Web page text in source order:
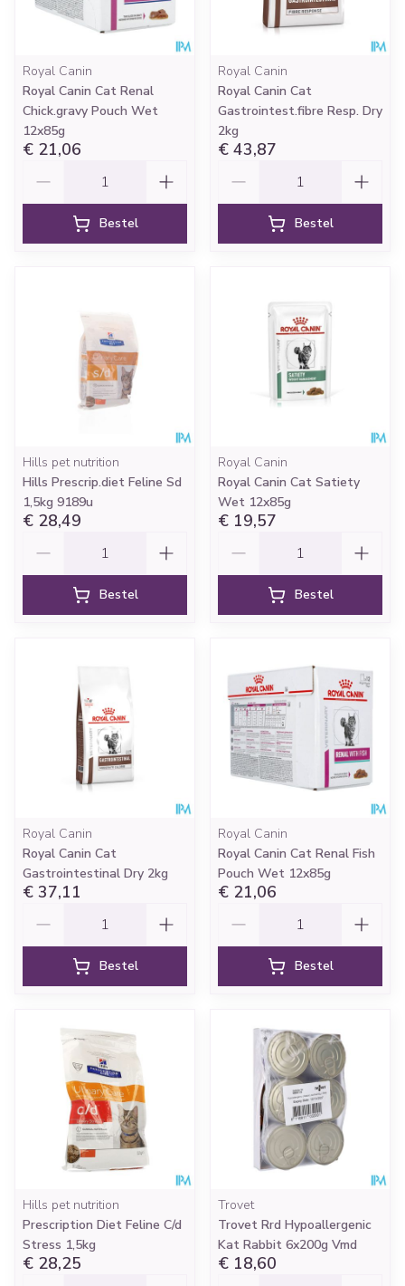
Royal Canin
Royal Canin Cat Renal
Chick.gravy Pouch Wet
12x85g
€ 21,06
Bestel
Royal Canin
Royal Canin Cat
Gastrointest.fibre Resp. Dry
2kg
€ 43,87
Bestel
Hills pet nutrition
Hills Prescrip.diet Feline Sd
1,5kg 9189u
€ 28,49
Bestel
Royal Canin
Royal Canin Cat Satiety
Wet 12x85g
€ 19,57
Bestel
Royal Canin
Royal Canin Cat
Gastrointestinal Dry 2kg
€ 37,11
Bestel
Royal Canin
Royal Canin Cat Renal Fish
Pouch Wet 12x85g
€ 21,06
Bestel
Hills pet nutrition
Prescription Diet Feline C/d
Stress 1,5kg
€ 28,25
Trovet
Trovet Rrd Hypoallergenic
Kat Rabbit 6x200g Vmd
€ 18,60